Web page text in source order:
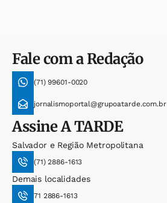
Fale com a Redação
(71) 99601-0020
jornalismoportal@grupoatarde.com.br
AssineA TARDE
Salvador e Região Metropolitana
(71) 2886-1613
Demais localidades
71 2886-1613